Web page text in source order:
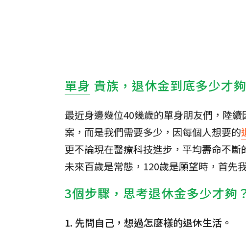
單身 貴族，退休金到底多少才
最近身邊幾位40幾歲的單身朋友們，陸
案，而是我們需要多少，因每個人想要的
更不論現在醫療科技進步，平均壽命不
未來百歲是常態，120歲是願望時，首先
3個步驟，思考退休金多少才夠
1. 先問自己，想過怎麼樣的退休生活。